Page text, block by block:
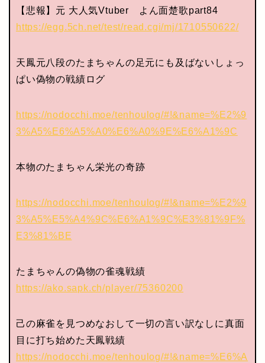
【悲報】元 大人気Vtuber よん面楚歌part84
https://egg.5ch.net/test/read.cgi/mj/1710550622/
天鳳元八段のたまちゃんの足元にも及ばないしょっ
ぱい偽物の戦績ログ
https://nodocchi.moe/tenhoulog/#!&name=%E2%9
3%A5%E6%A5%A0%E6%A0%9E%E6%A1%9C
本物のたまちゃん栄光の奇跡
https://nodocchi.moe/tenhoulog/#!&name=%E2%9
3%A5%E5%A4%9C%E6%A1%9C%E3%81%9F%
E3%81%BE
たまちゃんの偽物の雀魂戦績
https://ako.sapk.ch/player/75360200
己の麻雀を見つめなおして一切の言い訳なしに真面
目に打ち始めた天鳳戦績
https://nodocchi.moe/tenhoulog/#!&name=%E6%A